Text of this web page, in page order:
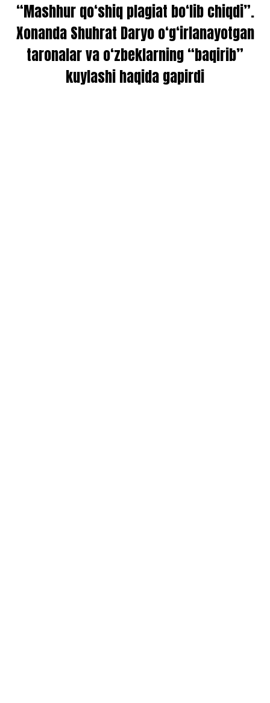
“Mashhur qo‘shiq plagiat bo‘lib chiqdi”.
Xonanda Shuhrat Daryo o‘g‘irlanayotgan
taronalar va o‘zbeklarning “baqirib”
kuylashi haqida gapirdi